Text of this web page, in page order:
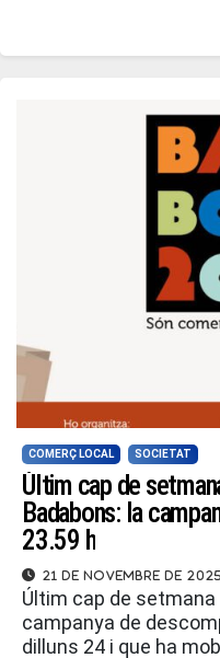
COMERÇ LOCAL SOCIETAT
Últim cap de
Badabons: la
23.59 h
21 de novembre de 2025
Últim cap de
campanya de
dilluns 24 i que ha